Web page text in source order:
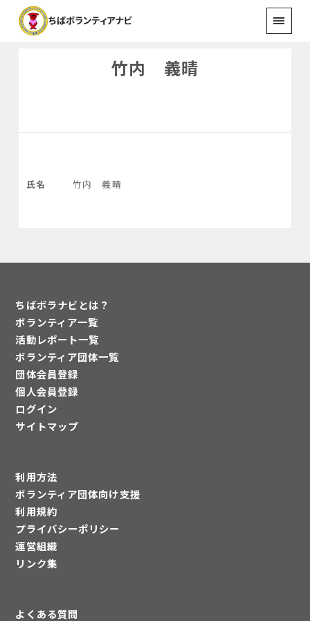
竹内 義晴
氏名 竹内 義晴
ちばボラナビとは？
ボランティア一覧
活動レポート一覧
ボランティア団体一覧
団体会員登録
個人会員登録
ログイン
サイトマップ
利用方法
ボランティア団体向け支援
利用規約
プライバシーポリシー
運営組織
リンク集
よくある質問